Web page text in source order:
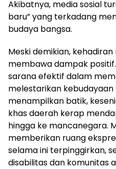
Akibatnya, media sosial
baru” yang terkadang
budaya bangsa.
Meski demikian, kehadiran
membawa dampak
sarana efektif dalam
melestarikan kebudayaan
menampilkan batik,
khas daerah kerap
hingga ke mancanegara.
memberikan ruang
selama ini terpinggirkan,
disabilitas dan komunitas